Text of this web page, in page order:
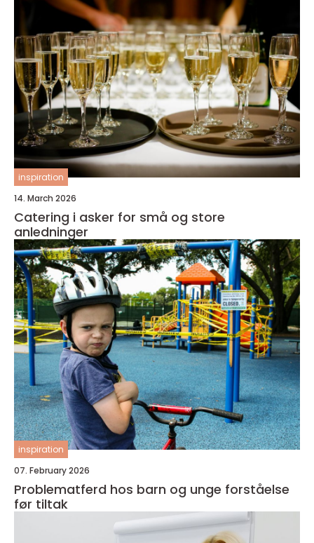
inspiration
14. March 2026
Catering i asker for små og store
anledninger
inspiration
07. February 2026
Problematferd hos barn og unge forståelse
før tiltak